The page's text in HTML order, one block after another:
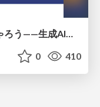
そこに3びきプロダクトがいるじゃろう——生成AI時代における“価値が届かない理由”の構造
0 410